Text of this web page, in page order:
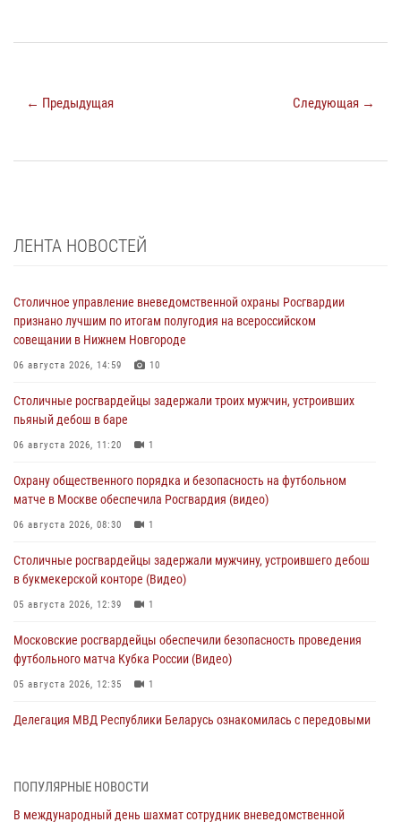
← Предыдущая Следующая →
ЛЕНТА НОВОСТЕЙ
Столичное управление вневедомственной охраны Росгвардии
признано лучшим по итогам полугодия на всероссийском
совещании в Нижнем Новгороде
06 августа 2026, 14:59 10
Столичные росгвардейцы задержали троих мужчин, устроивших
пьяный дебош в баре
06 августа 2026, 11:20 1
Охрану общественного порядка и безопасность на футбольном
матче в Москве обеспечила Росгвардия (видео)
06 августа 2026, 08:30 1
Столичные росгвардейцы задержали мужчину, устроившего дебош
в букмекерской конторе (Видео)
05 августа 2026, 12:39 1
Московские росгвардейцы обеспечили безопасность проведения
футбольного матча Кубка России (Видео)
05 августа 2026, 12:35 1
Делегация МВД Республики Беларусь ознакомилась с передовыми
боевому самбо. (видео)
ПОПУЛЯРНЫЕ НОВОСТИ
В международный день шахмат сотрудник вневедомственной